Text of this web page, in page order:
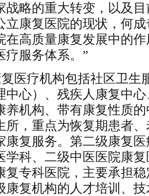
战略的重大转变，以及
立康复医院的现状，何
在高质量康复发展中的
疗服务体系。”
疗机构包括社区卫生
中心）、残疾人康复中
养机构、带有康复性质
所，重点为恢复期患者
康复服务。第二级康复
学科、二级中医医院康
复专科医院，主要承担
康复机构的人才培训、